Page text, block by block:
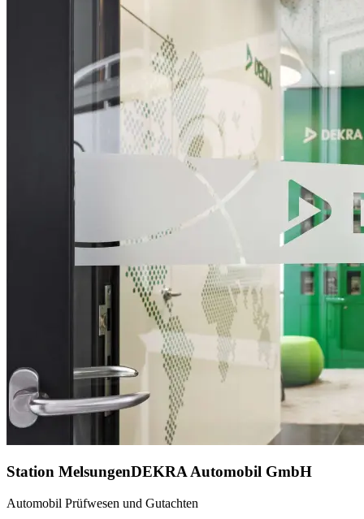
Station MelsungenDEKRA Automobil GmbH
Automobil Prüfwesen und Gutachten